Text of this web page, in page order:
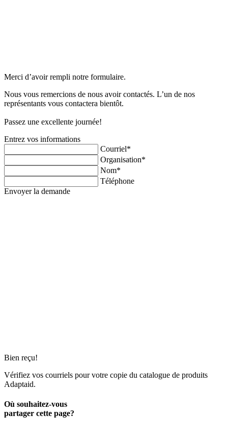
Merci d’avoir rempli notre formulaire.
Nous vous remercions de nous avoir contactés. L’un de nos
représentants vous contactera bientôt.
Passez une excellente journée!
Entrez vos informations
Courriel*
Organisation*
Nom*
Téléphone
Envoyer la demande
Bien reçu!
Vérifiez vos courriels pour votre copie du catalogue de produits
Adaptaid.
Où souhaitez-vous
partager cette page?